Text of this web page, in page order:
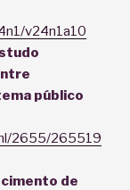
v24n1a10
público
2655/265519
de